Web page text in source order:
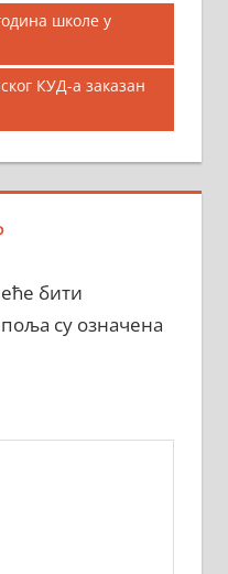
школе у
КУД-а заказан
бити
су означена